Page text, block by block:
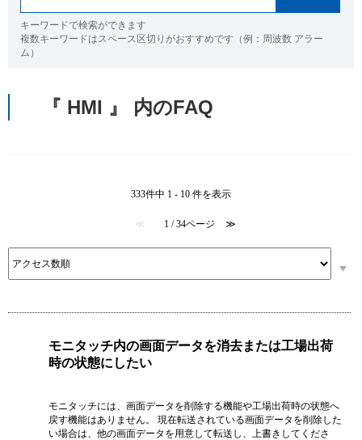
キーワードで検索ができます
複数キーワードはスペース区切りがおすすめです（例：周波数 アラー
ム）
『 HMI 』 内のFAQ
333件中 1 - 10 件を表示
≪ 1 / 34ページ ≫
モニタッチ内の画面データを消去または工場出荷
時の状態にしたい
モニタッチには、画面データを削除する機能や工場出荷時の状態へ
戻す機能はありません。 現在転送されている画面データを削除した
い場合は、他の画面データを用意して転送し、上書きしてくださ